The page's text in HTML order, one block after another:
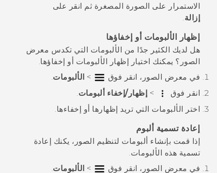
الاستمرار على الصورة المصغرة ثم انقر على
إزالة
إظهار الألبومات أو إخفاؤها
هل لديك الكثير جدًا من الألبومات التي تكدس معرض
الصور ؟ يمكنك اختيار إظهار الألبومات أو إخفاؤها.
في معرض الصور ، انقر فوق > الألبومات
انقر فوق
> إظهار/إخفاء ألبومات.
اختر الألبومات التي تريد إظهارها أو إخفاءها.
إعادة تسمية ألبوم
إذا قمت بإنشاء ألبومات لتنظيم الصور، يكنك إعادة
تسمية هذه الألبومات.
في معرض الصور ، انقر فوق > الألبومات.